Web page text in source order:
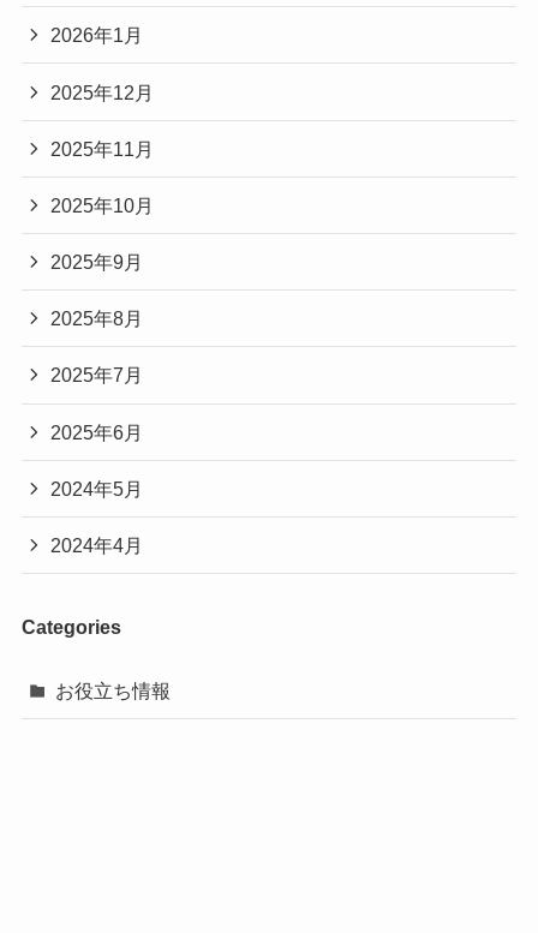
2026年1月
2025年12月
2025年11月
2025年10月
2025年9月
2025年8月
2025年7月
2025年6月
2024年5月
2024年4月
Categories
お役立ち情報